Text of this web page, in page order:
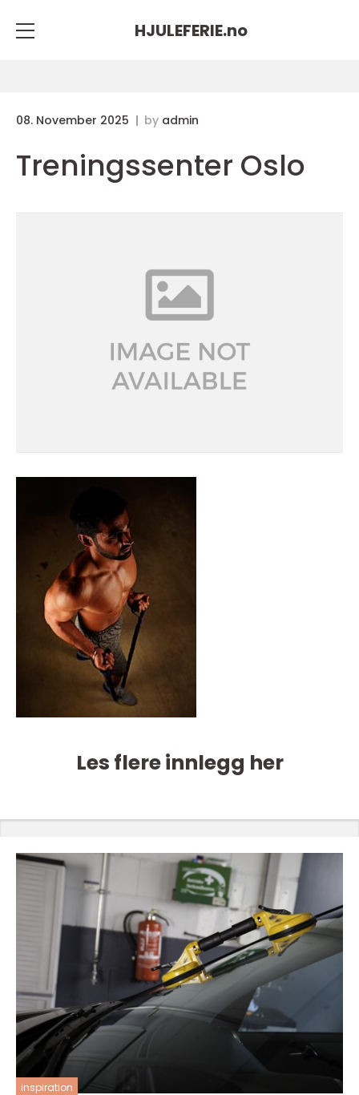
HJULEFERIE.no
08. November 2025 by admin
Treningssenter Oslo
Les flere innlegg her
inspiration